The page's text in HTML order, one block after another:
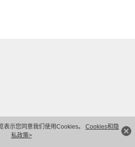
表示您同意我们使用Cookies。 Cookies和隐
私政策>